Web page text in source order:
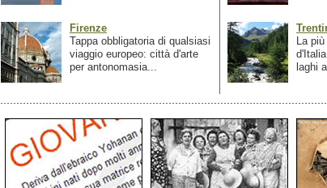
Firenze
Tappa obbligatoria di qualsiasi
viaggio europeo: città d'arte
per antonomasia...
La
laghi